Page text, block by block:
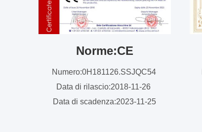
Norme:CE
Numero:0H181126.SSJQC54
Data di rilascio:2018-11-26
Data di scadenza:2023-11-25